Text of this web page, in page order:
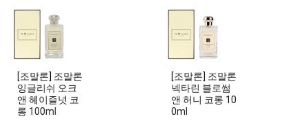
[조말론] 조말론
잉글리쉬 오크
앤 헤이즐넛 코
롱 100ml
[조말론] 조말론
넥타린 블로썸
앤 허니 코롱 10
0ml